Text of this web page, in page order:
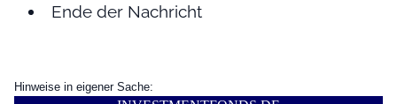
Ende der Nachricht
Hinweise in eigener Sache: